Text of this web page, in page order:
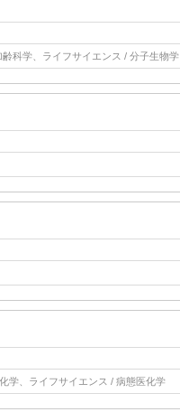
科学、ライフサイエンス / 分子生物学
学、ライフサイエンス / 病態医化学